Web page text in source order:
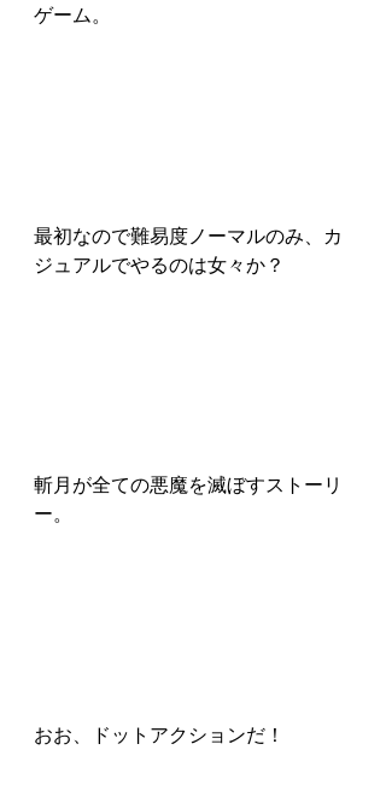
ゲーム。
最初なので難易度ノーマルのみ、カ
ジュアルでやるのは女々か？
斬月が全ての悪魔を滅ぼすストーリ
ー。
おお、ドットアクションだ！